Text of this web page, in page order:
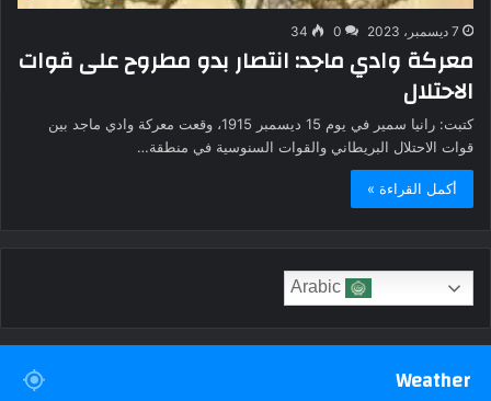
7 ديسمبر، 2023 0
34
معركة وادي ماجد: انتصار بدو مطروح على قوات
الاحتلال
كتبت: رانيا سمير في يوم 15 ديسمبر 1915، وقعت معركة وادي ماجد بين
قوات الاحتلال البريطاني والقوات السنوسية في منطقة…
أكمل القراءة »
Weather